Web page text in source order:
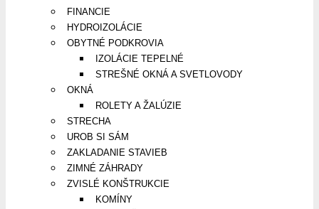
FINANCIE
HYDROIZOLÁCIE
OBYTNÉ PODKROVIA
IZOLÁCIE TEPELNÉ
STREŠNÉ OKNÁ A SVETLOVODY
OKNÁ
ROLETY A ŽALÚZIE
STRECHA
UROB SI SÁM
ZAKLADANIE STAVIEB
ZIMNÉ ZÁHRADY
ZVISLÉ KONŠTRUKCIE
KOMÍNY